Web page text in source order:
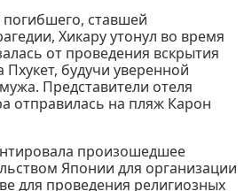
ставшей
Хикару утонул во время
от проведения вскрытия
будучи уверенной
Представители отеля
отправилась на пляж Карон
произошедшее
Японии для организации
для проведения религиозных